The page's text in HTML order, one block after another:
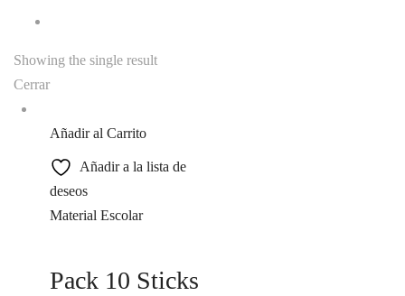
Showing the single result
Cerrar
Añadir al Carrito
Añadir a la lista de
deseos
Material Escolar
Pack 10 Sticks